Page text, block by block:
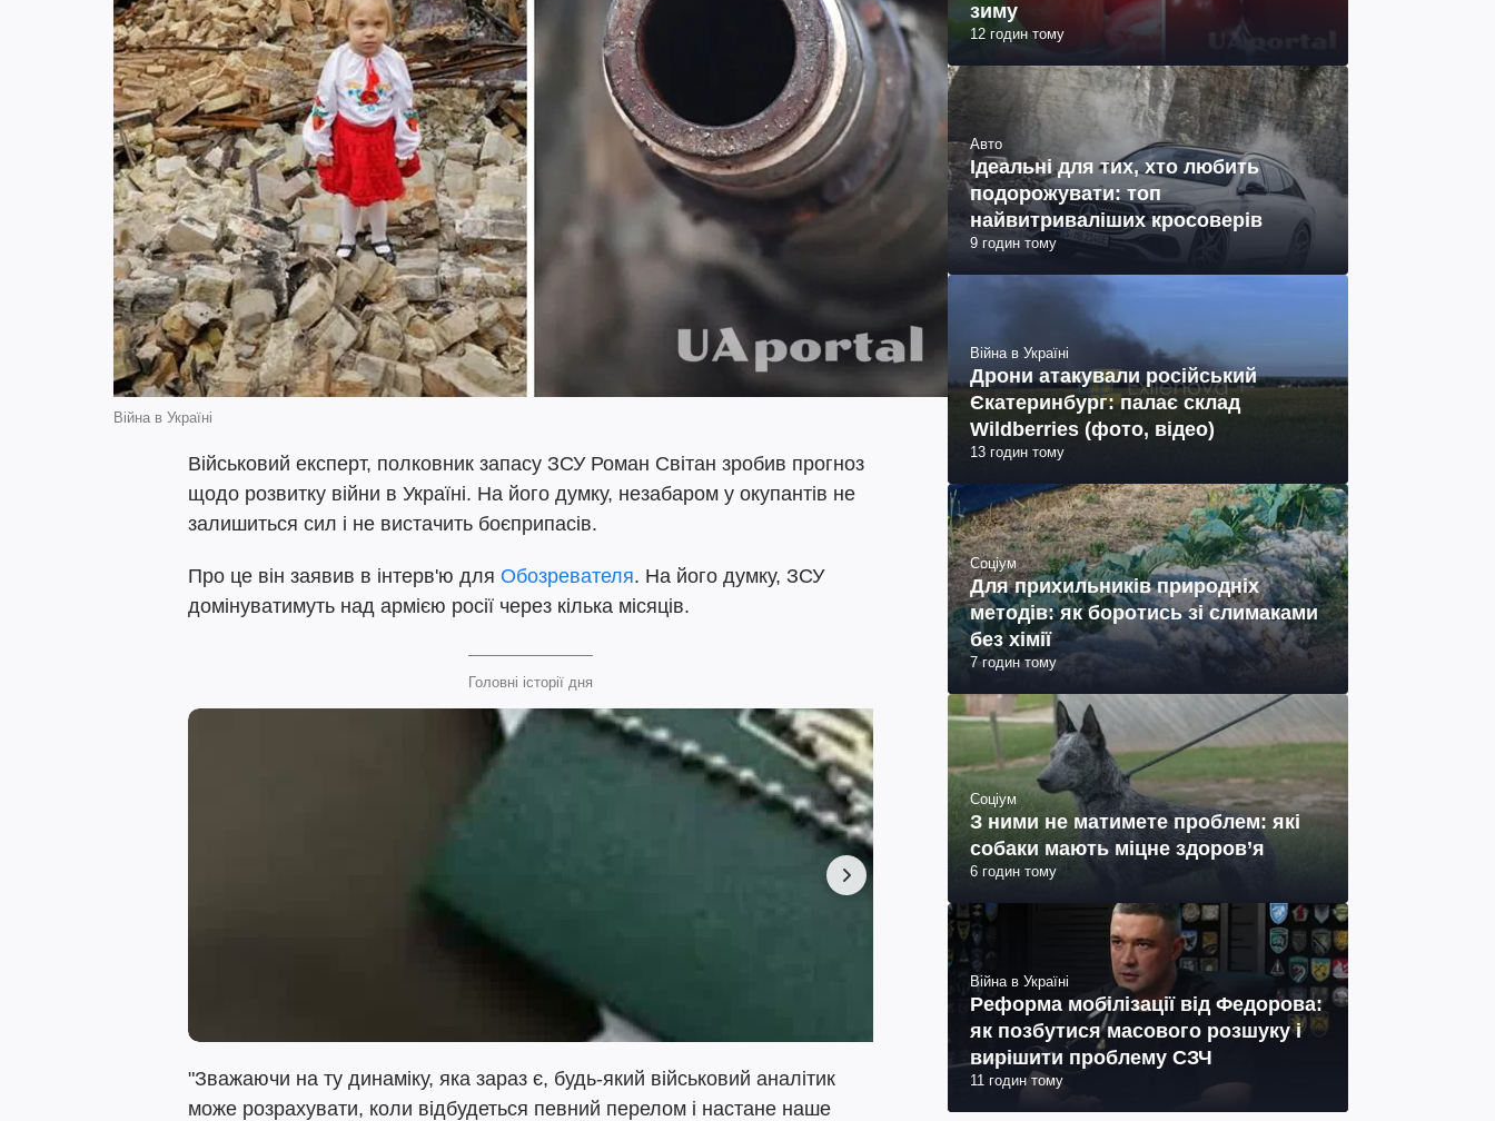
Війна в Україні
Військовий експерт, полковник запасу ЗСУ Роман Світан зробив прогноз
щодо розвитку війни в Україні. На його думку, незабаром у окупантів не
залишиться сил і не вистачить боєприпасів.
Про це він заявив в інтерв'ю для Обозревателя. На його думку, ЗСУ
домінуватимуть над армією росії через кілька місяців.
Головні історії дня
"Зважаючи на ту динаміку, яка зараз є, будь-який військовий аналітик
може розрахувати, коли відбудеться певний перелом і настане наше
зиму
12 годин тому
Авто
Ідеальні для тих, хто любить
подорожувати: топ
найвитриваліших кросоверів
9 годин тому
Війна в Україні
Дрони атакували російський
Єкатеринбург: палає склад
Wildberries (фото, відео)
13 годин тому
Соціум
Для прихильників природніх
методів: як боротись зі слимаками
без хімії
7 годин тому
Соціум
З ними не матимете проблем: які
собаки мають міцне здоров’я
6 годин тому
Війна в Україні
Реформа мобілізації від Федорова:
як позбутися масового розшуку і
вирішити проблему СЗЧ
11 годин тому